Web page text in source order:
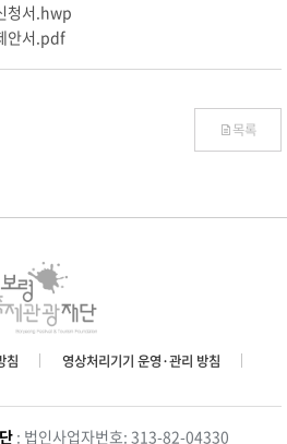
청서.hwp
안서.pdf
목록
침
영상처리기기 운영·관리 방침
: 법인사업자번호: 313-82-04330